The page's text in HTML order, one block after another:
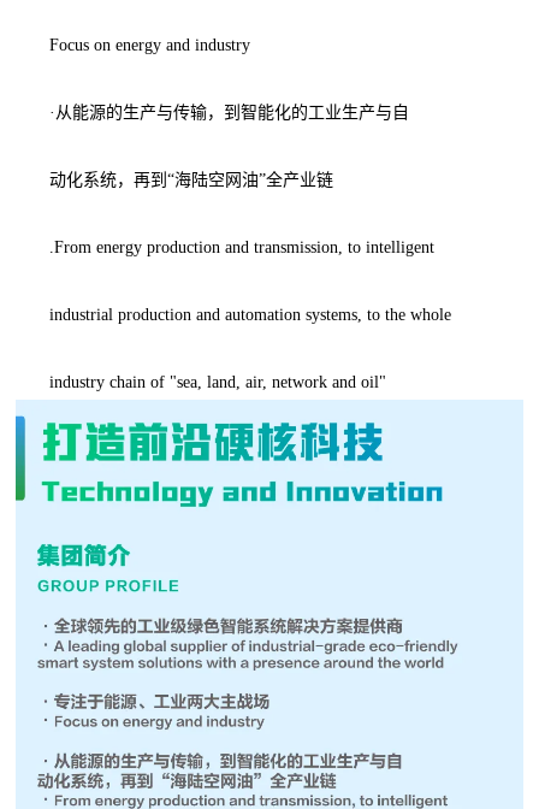
Focus on energy and industry
·从能源的生产与传输，到智能化的工业生产与自
动化系统，再到“海陆空网油”全产业链
.From energy production and transmission, to intelligent
industrial production and automation systems, to the whole
industry chain of "sea, land, air, network and oil"